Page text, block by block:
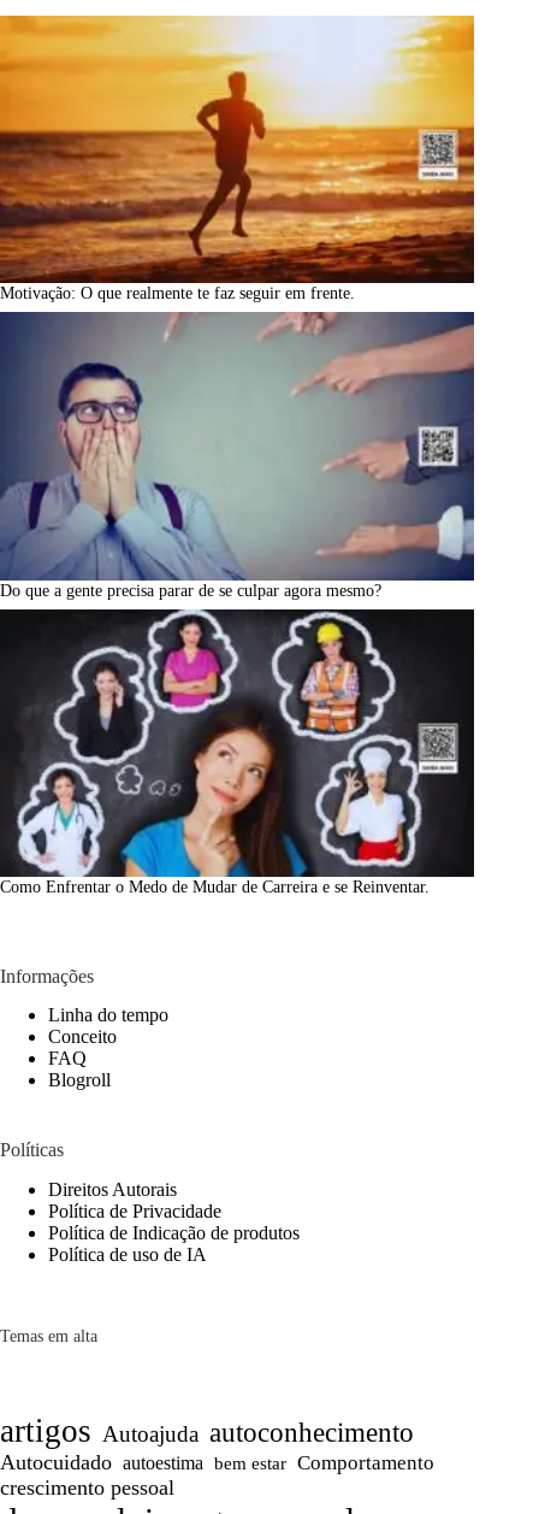
Motivação: O que realmente te faz seguir em frente.
Do que a gente precisa parar de se culpar agora mesmo?
Como Enfrentar o Medo de Mudar de Carreira e se Reinventar.
Informações
Linha do tempo
Conceito
FAQ
Blogroll
Políticas
Direitos Autorais
Política de Privacidade
Política de Indicação de produtos
Política de uso de IA
Temas em alta
artigos Autoajuda autoconhecimento
Autocuidado autoestima bem estar Comportamento
crescimento pessoal